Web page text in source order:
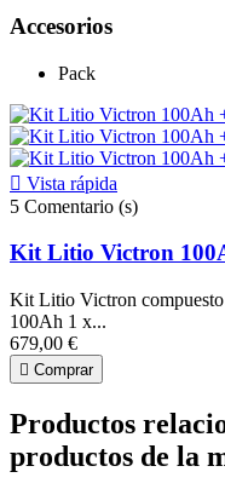
Accesorios
Pack
 Vista rápida
5 Comentario (s)
Kit Litio Victron
Kit Litio Victron
100Ah 1 x...
679,00 €
 Comprar
Productos
productos de la